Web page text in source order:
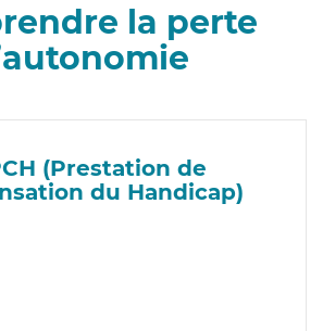
la perte
(Prestation de
du Handicap)